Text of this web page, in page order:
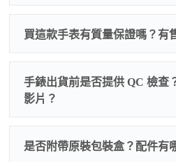
買這款手表有質量保證嗎？有
為事故，免費維修三年
人為
手錶出貨前是否提供 QC 檢查
影片？
質檢查
是否附帶原裝包裝盒？配件有